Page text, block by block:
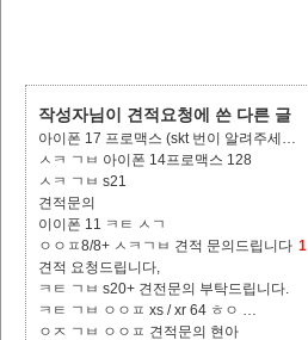
작성자님이 견적요청에 쓴 다른 글
아이폰 17 프로맥스 (skt 번이 알려주세…
ㅅㅋ ㄱㅂ 아이폰 14프로맥스 128
ㅅㅋ ㄱㅂ s21
견적문의
이이폰 11 ㅋㅌ ㅅㄱ
ㅇㅇㅍ8/8+ ㅅㅋㄱㅂ 견적 문의드립니다 1
견적 요청드립니다,
ㅋㅌ ㄱㅂ s20+ 견전문의 부탁드립니다.
ㅋㅌ ㄱㅂ ㅇㅇㅍ xs / xr 64 ㅎㅇ …
ㅇㅈ ㄱㅂ ㅇㅇㅍ 견적문의 현아